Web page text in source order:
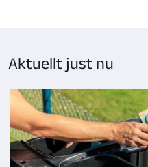
kort
1–
Aktuellt just nu